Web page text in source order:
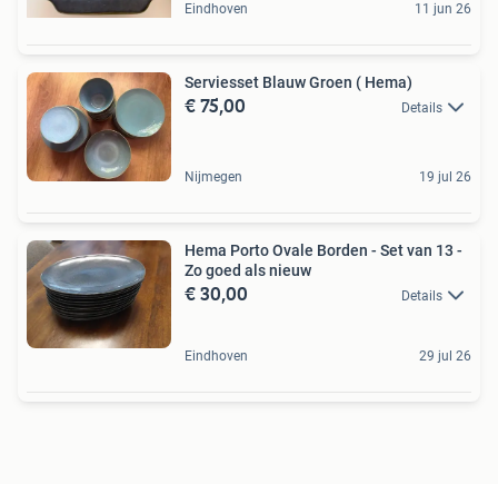
Eindhoven 11 jun 26
Serviesset Blauw Groen ( Hema)
€ 75,00 Details
Nijmegen 19 jul 26
Hema Porto Ovale Borden - Set van 13 -
Zo goed als nieuw
€ 30,00 Details
Eindhoven 29 jul 26